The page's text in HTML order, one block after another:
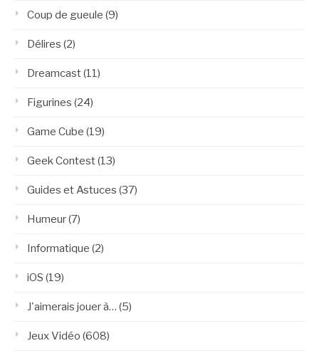
Coup de gueule (9)
Délires (2)
Dreamcast(11)
Figurines (24)
Game Cube (19)
Geek Contest(13)
Guides et Astuces (37)
Humeur(7)
Informatique (2)
iOS (19)
J'aimerais jouer à… (5)
Jeux Vidéo (608)